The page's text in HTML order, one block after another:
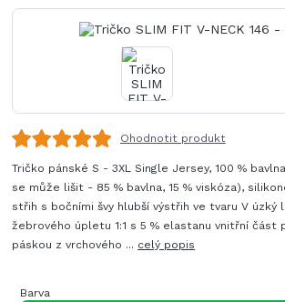
Ohodnotit produkt
Tričko pánské S - 3XL Single Jersey, 100 %
se může lišit - 85 % bavlna, 15 % viskóza),
střih s bočními švy hlubší výstřih ve tvaru V úzký
žebrového úpletu 1:1 s 5 % elastanu vnitřní část
páskou z vrchového ... celý popis
Barva